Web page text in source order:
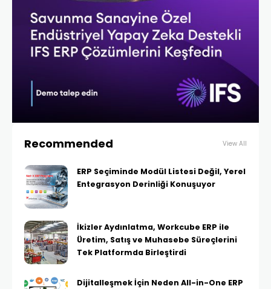
Recommended View All
ERP Seçiminde Modül Listesi Değil, Yerel
Entegrasyon Derinliği Konuşuyor
İkizler Aydınlatma, Workcube ERP ile
Üretim, Satış ve Muhasebe Süreçlerini
Tek Platformda Birleştirdi
Dijitalleşmek İçin Neden All-in-One ERP